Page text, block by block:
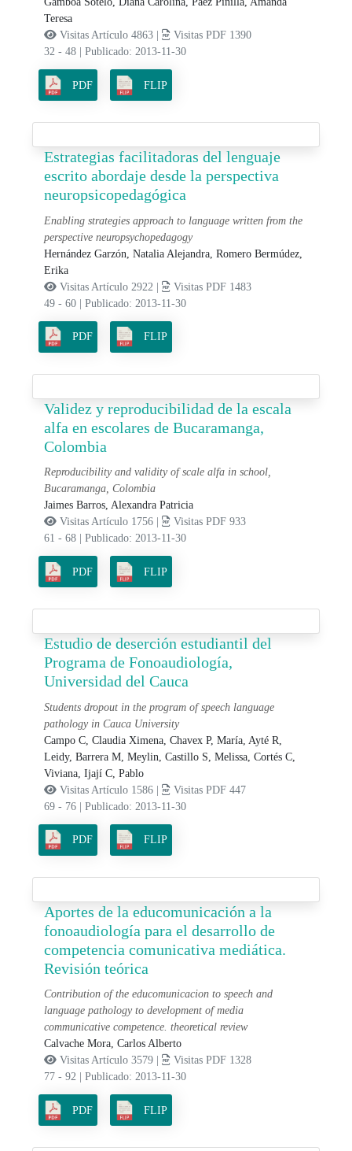
Teresa
Visitas Artículo 4863 |
Visitas PDF 1390
32 - 48
|Publicado: 2013-11-30
PDF FLIP
Estrategias facilitadoras del lenguaje
escrito abordaje desde la perspectiva
neuropsicopedagógica
Enabling strategies approach to language written from the
perspective neuropsychopedagogy
Hernández Garzón, Natalia Alejandra,Romero Bermúdez,
Erika
Visitas Artículo 2922 |
Visitas PDF 1483
49 - 60
|Publicado: 2013-11-30
PDF FLIP
Validez y reproducibilidad de la escala
alfa en escolares de Bucaramanga,
Colombia
Reproducibility and validity of scale alfa in school,
Bucaramanga, Colombia
Jaimes Barros, Alexandra Patricia
Visitas Artículo 1756 |
Visitas PDF 933
61 - 68
|Publicado: 2013-11-30
PDF FLIP
Estudio de deserción estudiantil del
Programa de Fonoaudiología,
Universidad del Cauca
Students dropout in the program of speech language
pathology in Cauca University
Campo C, Claudia Ximena,Chavex P, María, Ayté R,
Leidy,Barrera M, Meylin,Castillo S, Melissa,Cortés C,
Viviana,Ijají C, Pablo
Visitas Artículo 1586 |
Visitas PDF 447
69 - 76
|Publicado: 2013-11-30
PDF FLIP
Aportes de la educomunicación a la
fonoaudiología para el desarrollo de
competencia comunicativa mediática.
Revisión teórica
Contribution of the educomunicacion to speech and
language pathology to development of media
communicative competence. theoretical review
Calvache Mora, Carlos Alberto
Visitas Artículo 3579 |
Visitas PDF 1328
77 - 92
|Publicado: 2013-11-30
PDF FLIP